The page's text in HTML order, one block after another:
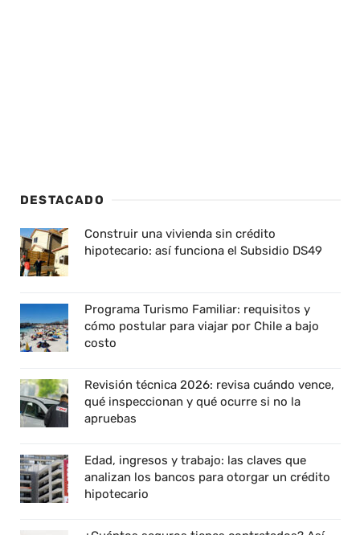
DESTACADO
Construir una vivienda sin crédito
hipotecario: así funciona el Subsidio DS49
Programa Turismo Familiar: requisitos y
cómo postular para viajar por Chile a bajo
costo
Revisión técnica 2026: revisa cuándo vence,
qué inspeccionan y qué ocurre si no la
apruebas
Edad, ingresos y trabajo: las claves que
analizan los bancos para otorgar un crédito
hipotecario